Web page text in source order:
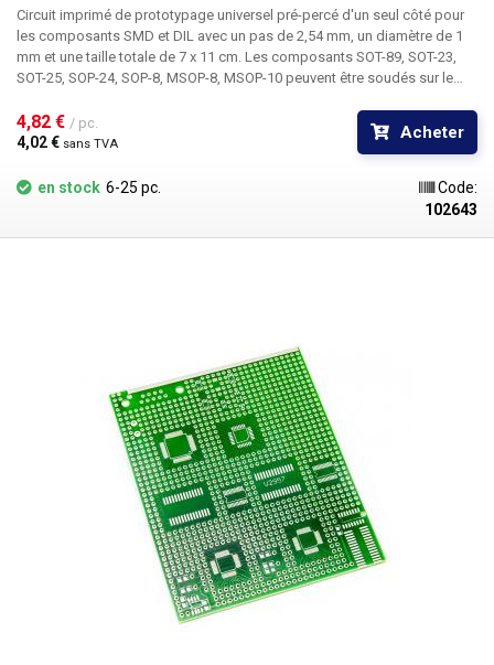
Circuit imprimé de prototypage universel pré-percé d'un seul côté pour
les composants SMD et DIL avec un pas de 2,54 mm, un diamètre de 1
mm et une taille totale de 7 x 11 cm. Les composants SOT-89, SOT-23,
SOT-25, SOP-24, SOP-8, MSOP-8, MSOP-10 peuvent être soudés sur le
le DIL.
4,82 € / pc.
4,02 € sans TVA
Acheter
en stock 6-25 pc.
Code:
102643